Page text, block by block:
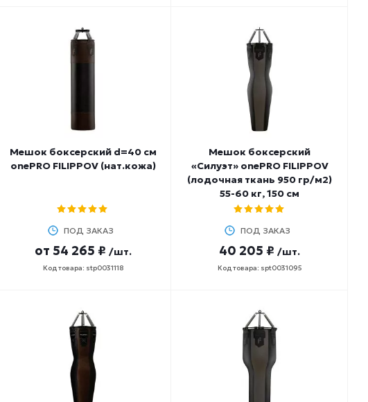
Мешок боксерский d=40 см
onePRO FILIPPOV (нат.кожа)
ПОД ЗАКАЗ
от 54 265 ₽ /шт.
Код товара: stp0031118
Мешок боксерский
«Силуэт» onePRO FILIPPOV
(лодочная ткань 950 гр/м2)
55-60 кг, 150 см
ПОД ЗАКАЗ
40 205 ₽ /шт.
Код товара: spt0031095